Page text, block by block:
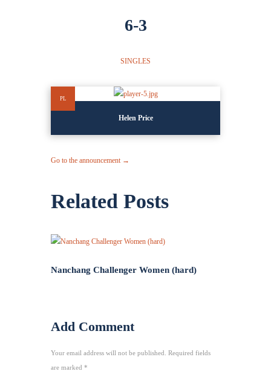
6-3
SINGLES
PL
Helen Price
Go to the announcement →
Related Posts
Nanchang Challenger Women (hard)
Add Comment
Your email address will not be published. Required fields
are marked *